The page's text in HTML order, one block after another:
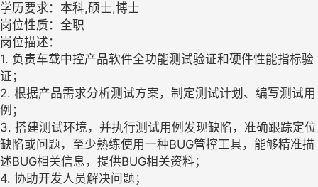
学历要求：本科,硕士,博士
岗位性质：全职
岗位描述：
1. 负责车载中控产品软件全功能测试验证和硬件性能指标验
证；
2. 根据产品需求分析测试方案，制定测试计划、编写测试用
例；
3. 搭建测试环境，并执行测试用例发现缺陷，准确跟踪定位
缺陷或问题，至少熟练使用一种BUG管控工具，能够精准描
述BUG相关信息，提供BUG相关资料；
4. 协助开发人员解决问题；